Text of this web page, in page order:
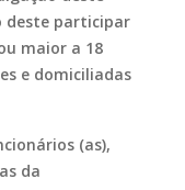
deste participar
maior a 18
e domiciliadas
(as),
da